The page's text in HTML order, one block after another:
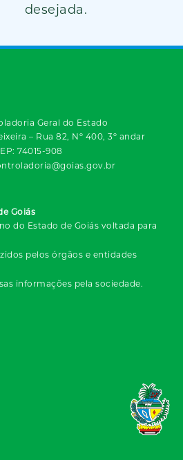
desejada.
Geral do Estado
– Rua 82, Nº 400, 3º andar
74015-908
Goiás
do Estado de Goiás voltada para
pelos órgãos e entidades
informações pela sociedade.